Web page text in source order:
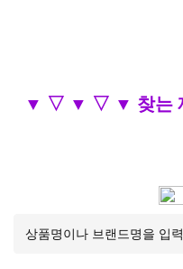
▼ ▽ ▼ ▽ ▼ 찾는